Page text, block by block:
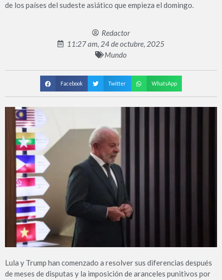
de los países del sudeste asiático que empieza el domingo.
Redactor
11:27 am, 24 de octubre, 2025
Mundo
Facebook Twitter WhatsApp
Lula y Trump han comenzado a resolver sus diferencias después
de meses de disputas y la imposición de aranceles punitivos por